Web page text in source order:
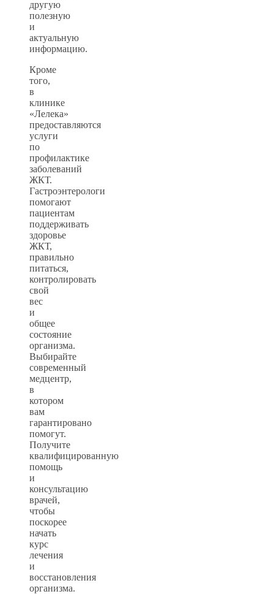
другую
полезную
и
актуальную
информацию.
Кроме
того,
в
клинике
«Лелека»
предоставляются
услуги
по
профилактике
заболеваний
ЖКТ.
Гастроэнтерологи
помогают
пациентам
поддерживать
здоровье
ЖКТ,
правильно
питаться,
контролировать
свой
вес
и
общее
состояние
организма.
Выбирайте
современный
медцентр,
в
котором
вам
гарантировано
помогут.
Получите
квалифицированную
помощь
и
консультацию
врачей,
чтобы
поскорее
начать
курс
лечения
и
восстановления
организма.